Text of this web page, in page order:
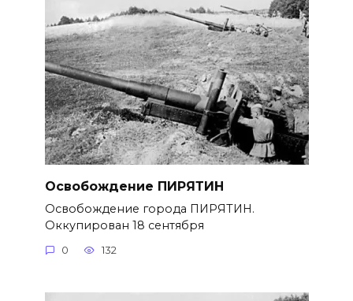
Освобождение ПИРЯТИН
Освобождение города ПИРЯТИН.
Оккупирован 18 сентября
0 132